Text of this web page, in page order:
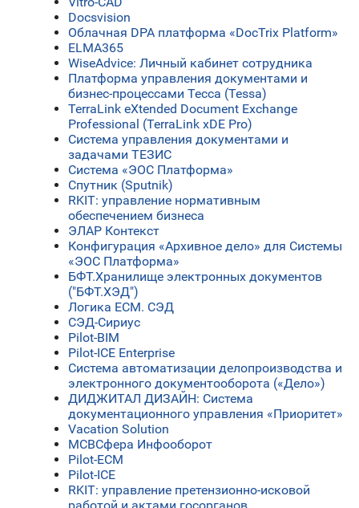
Docsvision
Облачная DPA платформа «DocTrix Platform»
ELMA365
WiseAdvice: Личный кабинет сотрудника
Платформа управления документами и
бизнес-процессами Тесса (Tessa)
TerraLink eXtended Document Exchange
Professional (TerraLink xDE Pro)
Система управления документами и
задачами ТЕЗИС
Система «ЭОС Платформа»
Спутник (Sputnik)
RKIT: управление нормативным
обеспечением бизнеса
ЭЛАР Контекст
Конфигурация «Архивное дело» для Системы
«ЭОС Платформа»
БФТ.Хранилище электронных документов
("БФТ.ХЭД")
Логика ЕСМ. СЭД
СЭД-Сириус
Pilot-BIM
Pilot-ICE Enterprise
Система автоматизации делопроизводства и
электронного документооборота («Дело»)
ДИДЖИТАЛ ДИЗАЙН: Система
документационного управления «Приоритет»
Vacation Solution
МСВСфера Инфооборот
Pilot-ECM
Pilot-ICE
RKIT: управление претензионно-исковой